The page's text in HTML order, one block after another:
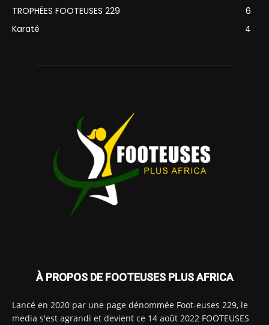
TROPHÉES FOOTEUSES 229
6
Karaté
4
À PROPOS DE FOOTEUSES PLUS AFRICA
Lancé en 2020 par une page dénommée Foot-euses 229, le
media s'est agrandi et devient ce 14 août 2022 FOOTEUSES